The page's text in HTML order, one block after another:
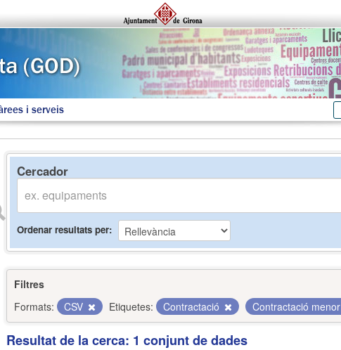
i serveis
Cercador
Ordenar resultats per
Filtres
Formats:
CSV Etiquetes: Contractació Contractació menor
Resultat de la cerca: 1 conjunt de dades